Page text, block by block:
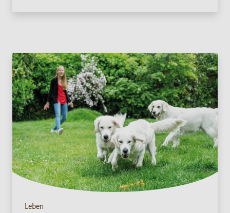
Leben